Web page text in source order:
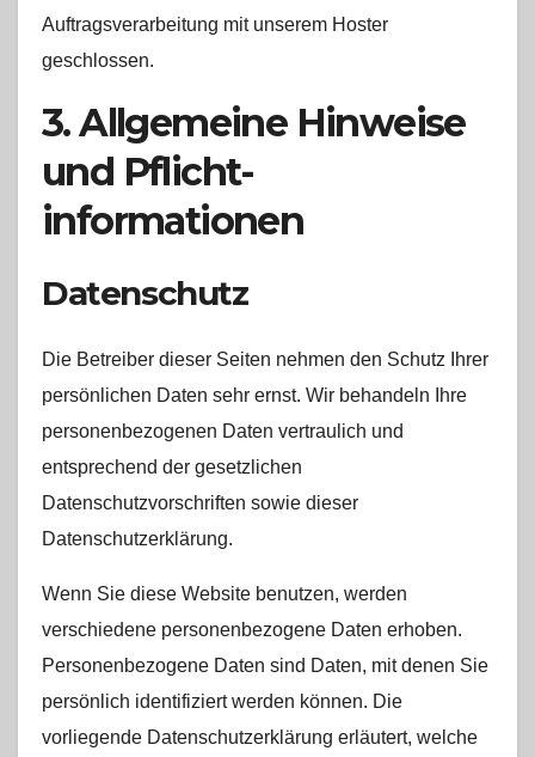
Auftragsverarbeitung mit unserem Hoster
geschlossen.
3. Allgemeine Hinweise
und Pflicht­
informationen
Datenschutz
Die Betreiber dieser Seiten nehmen den Schutz Ihrer
persönlichen Daten sehr ernst. Wir behandeln Ihre
personenbezogenen Daten vertraulich und
entsprechend der gesetzlichen
Datenschutzvorschriften sowie dieser
Datenschutzerklärung.
Wenn Sie diese Website benutzen, werden
verschiedene personenbezogene Daten erhoben.
Personenbezogene Daten sind Daten, mit denen Sie
persönlich identifiziert werden können. Die
vorliegende Datenschutzerklärung erläutert, welche